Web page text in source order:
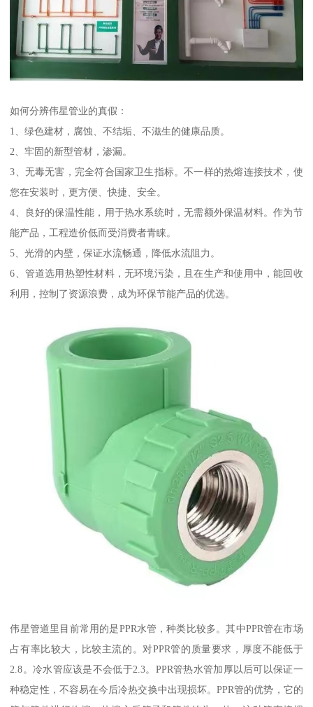
如何分辨伟星管业的真假：
1、绿色建材，腐蚀、不结垢、不滋生的健康品质。
2、牢固的新型管材，渗漏。
3、无毒无害，完全符合国家卫生指标。不一样的热熔连接技术，使
您在安装时，更方便、快捷、安全。
4、良好的保温性能，用于热水系统时，无需额外保温材料。作为节
能产品，工程造价低而受消费者青睐。
5、光滑的内壁，保证水流畅通，降低水流阻力。
6、管道选用热塑性材料，无环境污染，且在生产和使用中，能回收
利用，控制了资源浪费，成为环保节能产品的优选。
伟星管道里目前常用的是PPR水管，种类比较多。其中PPR管在市场
占有率比较大，比较主流的。对PPR管的质量要求，厚度不能低于
2.8。冷水管应该是不会低于2.3。PPR管热水管加厚以后可以保证一
种稳定性，不容易在今后冷热交换中出现损坏。PPR管的优势，它的